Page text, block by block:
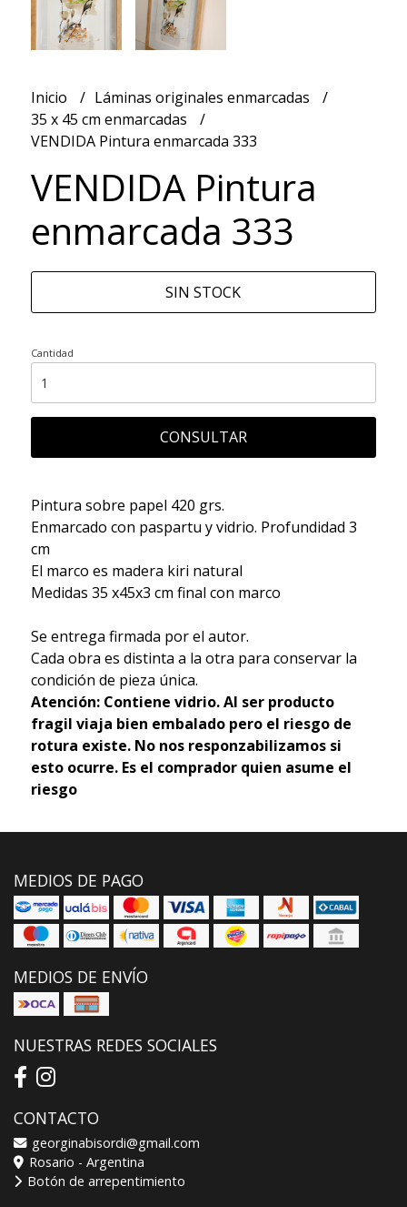
Inicio
Láminas originales enmarcadas
35 x 45 cm enmarcadas
VENDIDA Pintura enmarcada 333
VENDIDA Pintura
enmarcada 333
SIN STOCK
Cantidad
CONSULTAR
Pintura sobre papel 420 grs.
Enmarcado con paspartu y vidrio. Profundidad 3
cm
El marco es madera kiri natural
Medidas 35 x45x3 cm final con marco
Se entrega firmada por el autor.
Cada obra es distinta a la otra para conservar la
condición de pieza única.
Atención: Contiene vidrio. Al ser producto
fragil viaja bien embalado pero el riesgo de
rotura existe. No nos responzabilizamos si
esto ocurre. Es el comprador quien asume el
riesgo
MEDIOS DE PAGO
MEDIOS DE ENVÍO
NUESTRAS REDES SOCIALES
CONTACTO
georginabisordi@gmail.com
Rosario - Argentina
Botón de arrepentimiento